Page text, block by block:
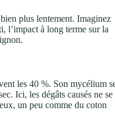
plus lentement. Imaginez
l’impact à long terme sur la
les 40 %. Son mycélium
Ici, les dégâts causés ne se
un peu comme du coton